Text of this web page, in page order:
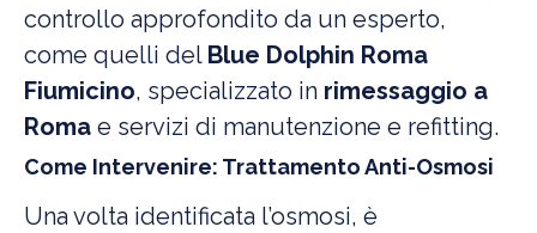
controllo approfondito da un esperto,
come quelli del Blue Dolphin Roma
Fiumicino, specializzato in rimessaggio a
Roma e servizi di manutenzione e refitting.
Come Intervenire: Trattamento Anti-Osmosi
Una volta identificata l’osmosi, è